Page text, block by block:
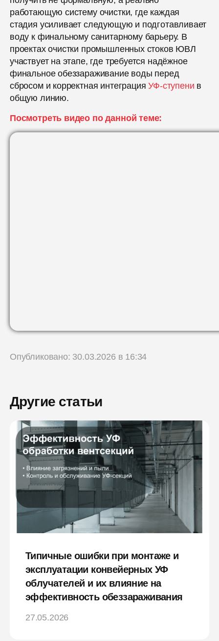
работающую систему очистки, где каждая
стадия усиливает следующую и подготавливает
воду к финальному санитарному барьеру. В
проектах очистки промышленных стоков ЮВЛ
участвует на этапе, где требуется надёжное
финальное обеззараживание воды перед
сбросом и корректная интеграцияУФ-ступени в
общую линию.
Посмотреть видео по данной теме:
Опубликовано: 30.03.2026 в 16:34
Другие статьи
Типичные ошибки при монтаже и
эксплуатации конвейерных УФ
облучателей и их влияние на
эффективность обеззараживания
27.05.2026